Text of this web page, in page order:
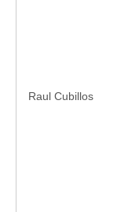
Raul Cubillos